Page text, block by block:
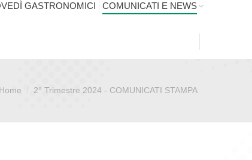
GASTRONOMICI COMUNICATI E NEWS
Home 2° Trimestre 2024 - COMUNICATI STAMPA